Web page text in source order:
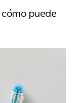
puede